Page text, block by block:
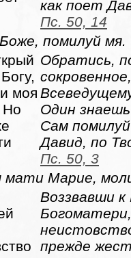
как поет
Пс. 50, 14
помилуй мя.
моя
Но
Обратись,
Один
Сам
Давид, по
Пс. 50, 3
мати Марие,
Воззвавши
прежде